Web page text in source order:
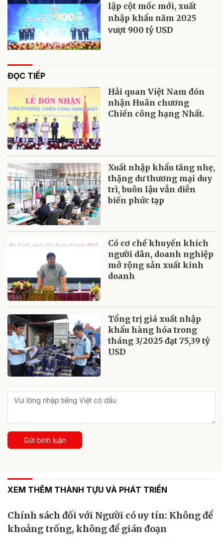
lập cột mốc mới, xuất
nhập khẩu năm 2025
vượt 900 tỷ USD
ĐỌC TIẾP
Hải quan Việt Nam đón
nhận Huân chương
Chiến công hạng Nhất.
Xuất nhập khẩu tăng nhẹ,
thặng dư thương mại duy
trì, buôn lậu vẫn diễn
biến phức tạp
Có cơ chế khuyến khích
người dân, doanh nghiệp
mở rộng sản xuất kinh
doanh
Tổng trị giá xuất nhập
khẩu hàng hóa trong
tháng 3/2025 đạt 75,39 tỷ
USD
Gửi bình luận
XEM THÊM THÀNH TỰU VÀ PHÁT TRIỂN
Chính sách đối với Người có uy tín: Không để
khoảng trống, không để gián đoạn